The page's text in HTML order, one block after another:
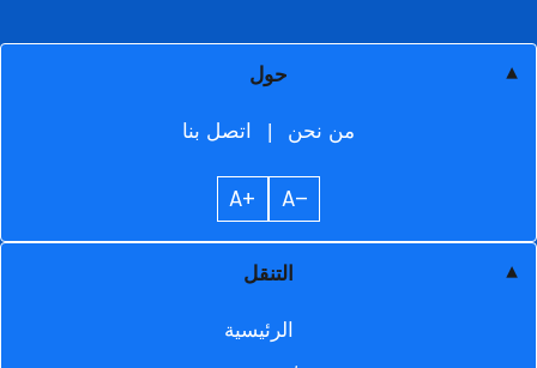
حول
من نحن | اتصل بنا
A+ A–
التنقل
الرئيسية